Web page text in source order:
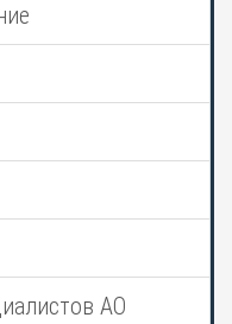
АО